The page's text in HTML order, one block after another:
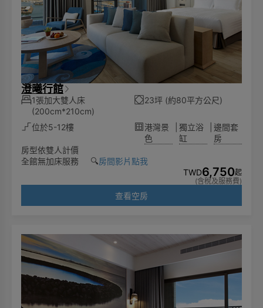
澄曦行館
1張加大雙人床
(200cm*210cm)
23坪 (約80平方公尺)
位於5-12樓
港灣景
色
獨立浴
缸
邊間套
房
房型依雙人計價
全館無加床服務 🔍️房間影片點我
TWD6,750起
(含稅及服務費)
查看空房